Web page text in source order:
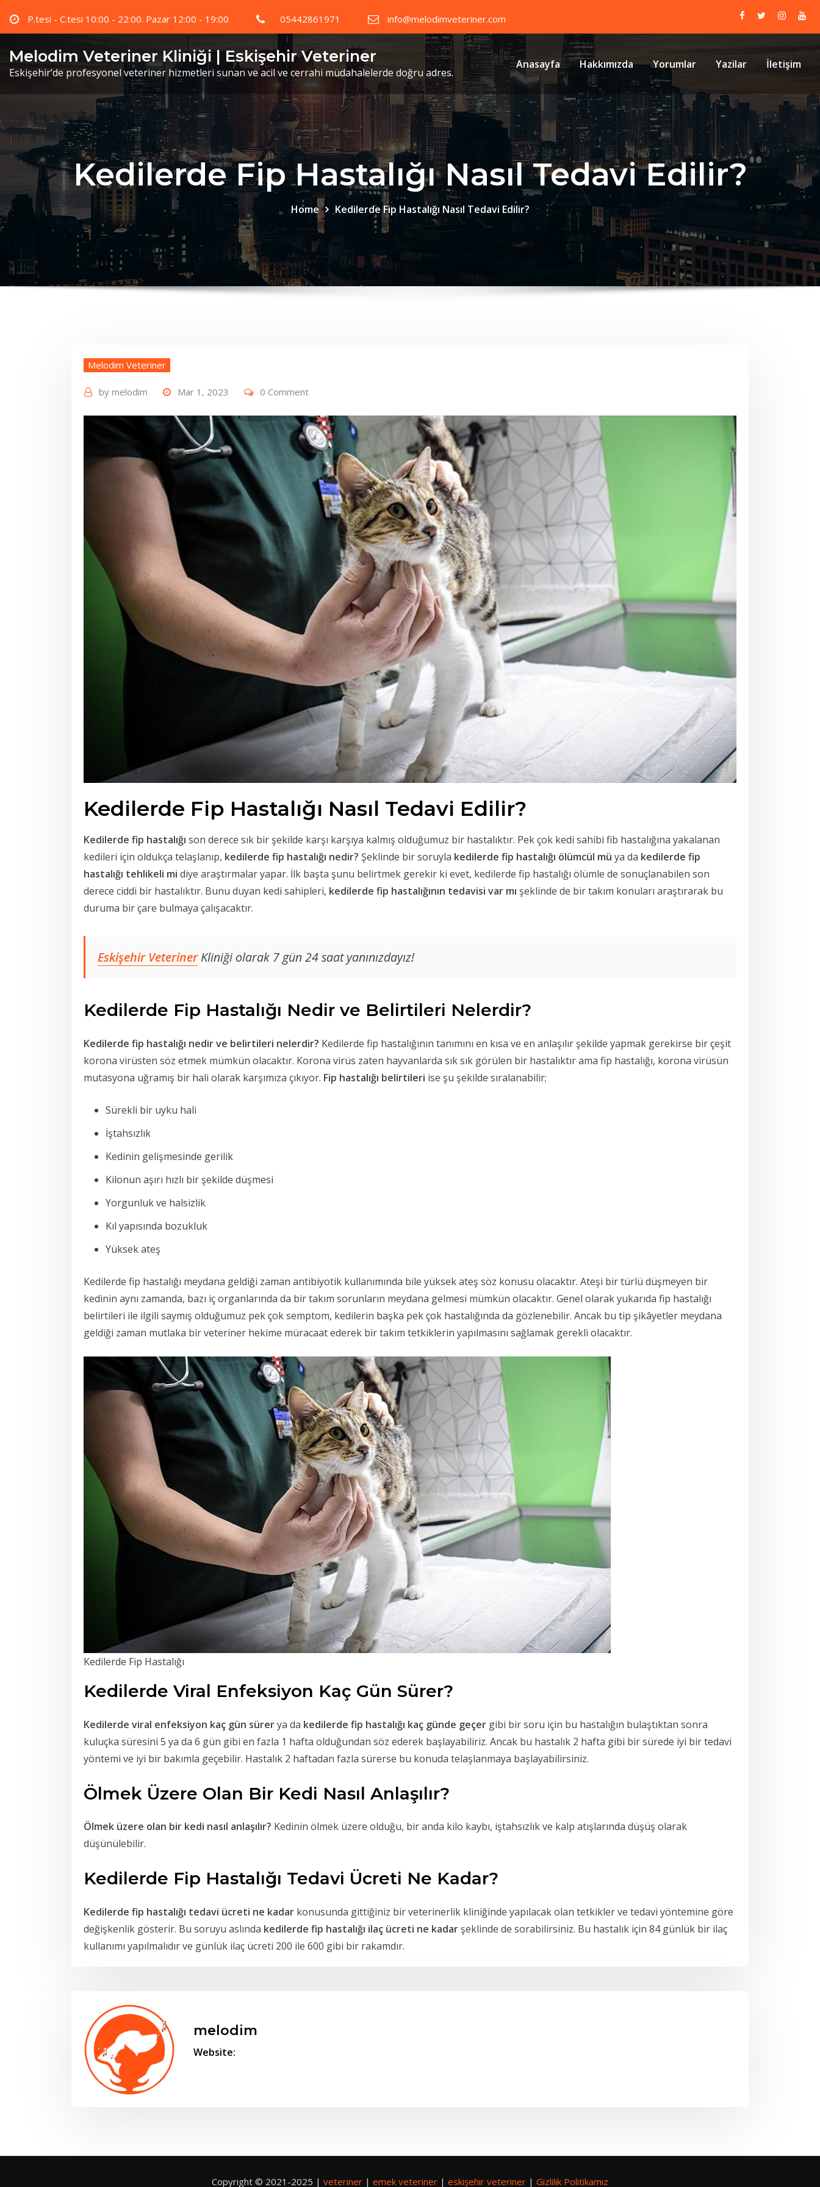
P.tesi - C.tesi 10:00 - 22:00. Pazar 12:00 - 19:00 05442861971 info@melodimveteriner.com
Melodim Veteriner Kliniği | Eskişehir Veteriner
Eskişehir’de profesyonel veteriner hizmetleri sunan ve acil ve cerrahi müdahalelerde doğru adres.
Anasayfa Hakkımızda Yorumlar Yazilar İletişim
Kedilerde Fip Hastalığı Nasıl Tedavi Edilir?
Home Kedilerde Fip Hastalığı Nasıl Tedavi Edilir?
Melodim Veteriner
by melodim Mar 1, 2023 0 Comment
Kedilerde Fip Hastalığı Nasıl Tedavi Edilir?
Kedilerde fip hastalığı son derece sık bir şekilde karşı karşıya kalmış olduğumuz bir hastalıktır. Pek çok kedi sahibi fib hastalığına yakalanan
kedileri için oldukça telaşlanıp, kedilerde fip hastalığı nedir? Şeklinde bir soruyla kedilerde fip hastalığı ölümcül mü ya da kedilerde fip
hastalığı tehlikeli mi diye araştırmalar yapar. İlk başta şunu belirtmek gerekir ki evet, kedilerde fip hastalığı ölümle de sonuçlanabilen son
derece ciddi bir hastalıktır. Bunu duyan kedi sahipleri, kedilerde fip hastalığının tedavisi var mı şeklinde de bir takım konuları araştırarak bu
duruma bir çare bulmaya çalışacaktır.
Eskişehir VeterinerKliniği olarak 7 gün 24 saat yanınızdayız!
Kedilerde Fip Hastalığı Nedir ve Belirtileri Nelerdir?
Kedilerde fip hastalığı nedir ve belirtileri nelerdir? Kedilerde fip hastalığının tanımını en kısa ve en anlaşılır şekilde yapmak gerekirse bir çeşit
korona virüsten söz etmek mümkün olacaktır. Korona virüs zaten hayvanlarda sık sık görülen bir hastalıktır ama fip hastalığı, korona virüsün
mutasyona uğramış bir hali olarak karşımıza çıkıyor. Fip hastalığı belirtileri ise şu şekilde sıralanabilir;
Sürekli bir uyku hali
İştahsızlık
Kedinin gelişmesinde gerilik
Kilonun aşırı hızlı bir şekilde düşmesi
Yorgunluk ve halsizlik
Kıl yapısında bozukluk
Yüksek ateş
Kedilerde fip hastalığı meydana geldiği zaman antibiyotik kullanımında bile yüksek ateş söz konusu olacaktır. Ateşi bir türlü düşmeyen bir
kedinin aynı zamanda, bazı iç organlarında da bir takım sorunların meydana gelmesi mümkün olacaktır. Genel olarak yukarıda fip hastalığı
belirtileri ile ilgili saymış olduğumuz pek çok semptom, kedilerin başka pek çok hastalığında da gözlenebilir. Ancak bu tip şikâyetler meydana
geldiği zaman mutlaka bir veteriner hekime müracaat ederek bir takım tetkiklerin yapılmasını sağlamak gerekli olacaktır.
Kedilerde Fip Hastalığı
Kedilerde Viral Enfeksiyon Kaç Gün Sürer?
Kedilerde viral enfeksiyon kaç gün sürerya da kedilerde fip hastalığı kaç günde geçer gibi bir soru için bu hastalığın bulaştıktan sonra
kuluçka süresini 5 ya da 6 gün gibi en fazla 1 hafta olduğundan söz ederek başlayabiliriz. Ancak bu hastalık 2 hafta gibi bir sürede iyi bir tedavi
yöntemi ve iyi bir bakımla geçebilir. Hastalık 2 haftadan fazla sürerse bu konuda telaşlanmaya başlayabilirsiniz.
Ölmek Üzere Olan Bir Kedi Nasıl Anlaşılır?
Ölmek üzere olan bir kedi nasıl anlaşılır? Kedinin ölmek üzere olduğu, bir anda kilo kaybı, iştahsızlık ve kalp atışlarında düşüş olarak
düşünülebilir.
Kedilerde Fip Hastalığı Tedavi Ücreti Ne Kadar?
Kedilerde fip hastalığı tedavi ücreti ne kadar konusunda gittiğiniz bir veterinerlik kliniğinde yapılacak olan tetkikler ve tedavi yöntemine göre
değişkenlik gösterir. Bu soruyu aslında kedilerde fip hastalığı ilaç ücreti ne kadarşeklinde de sorabilirsiniz. Bu hastalık için 84 günlük bir ilaç
kullanımı yapılmalıdır ve günlük ilaç ücreti 200 ile 600 gibi bir rakamdır.
melodim
Website:
Copyright © 2021-2025 | veteriner | emek veteriner | eskişehir veteriner | Gizlilik Politikamız